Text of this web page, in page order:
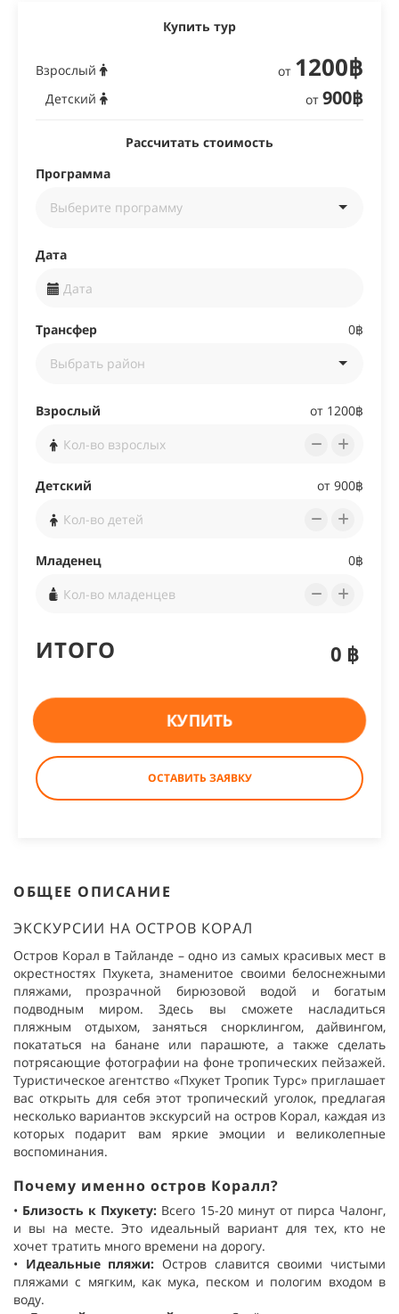
Купить тур
Взрослый
Детский
от 1200฿
от 900฿
Рассчитать стоимость
Программа
Дата
Трансфер 0฿
Взрослый от 1200฿
Детский от 900฿
Младенец 0฿
ИТОГО 0฿
КУПИТЬ
ОСТАВИТЬ ЗАЯВКУ
ОБЩЕЕ ОПИСАНИЕ
ЭКСКУРСИИ НА ОСТРОВ КОРАЛ
Остров Корал в Тайланде – одно из самых красивых мест в
окрестностях Пхукета, знаменитое своими белоснежными
пляжами, прозрачной бирюзовой водой и богатым
подводным миром. Здесь вы сможете насладиться
пляжным отдыхом, заняться снорклингом, дайвингом,
покататься на банане или парашюте, а также сделать
потрясающие фотографии на фоне тропических пейзажей.
Туристическое агентство «Пхукет Тропик Турс» приглашает
вас открыть для себя этот тропический уголок, предлагая
несколько вариантов экскурсий на остров Корал, каждая из
которых подарит вам яркие эмоции и великолепные
воспоминания.
Почему именно остров Коралл?
• Близость к Пхукету: Всего 15-20 минут от пирса Чалонг,
и вы на месте. Это идеальный вариант для тех, кто не
хочет тратить много времени на дорогу.
• Идеальные пляжи: Остров славится своими чистыми
пляжами с мягким, как мука, песком и пологим входом в
воду.